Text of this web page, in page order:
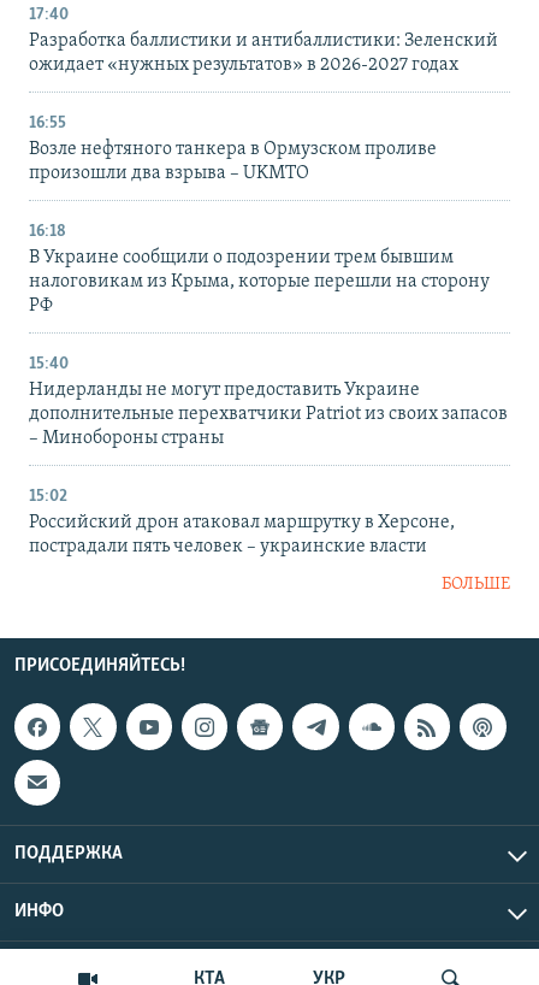
КТА УКР
17:40
Разработка баллистики и антибаллистики: Зеленский
ожидает «нужных результатов» в 2026-2027 годах
16:55
Возле нефтяного танкера в Ормузском проливе
произошли два взрыва – UKMTO
16:18
В Украине сообщили о подозрении трем бывшим
налоговикам из Крыма, которые перешли на сторону
РФ
15:40
Нидерланды не могут предоставить Украине
дополнительные перехватчики Patriot из своих запасов
– Минобороны страны
15:02
Российский дрон атаковал маршрутку в Херсоне,
пострадали пять человек – украинские власти
БОЛЬШЕ
ПРИСОЕДИНЯЙТЕСЬ!
ПОДДЕРЖКА
ИНФО
Copyright Крым.Реалии, 2026 | Все права защищены.
UTC+3